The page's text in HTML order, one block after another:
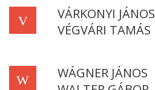
V
VÁRKONYI JÁNOS
VÉGVÁRI TAMÁS
W
WÁGNER JÁNOS